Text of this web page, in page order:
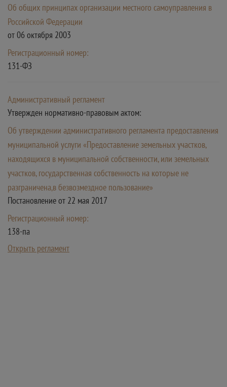
Об общих принципах организации местного самоуправления в
Российской Федерации
от 06 октября 2003
Регистрационный номер:
131-ФЗ
Административный регламент
Утвержден нормативно-правовым актом:
Об утверждении административного регламента предоставления
муниципальной услуги «Предоставление земельных участков,
находящихся в муниципальной собственности, или земельных
участков, государственная собственность на которые не
разграничена,в безвозмездное пользование»
Постановление от 22 мая 2017
Регистрационный номер:
138-па
Открыть регламент